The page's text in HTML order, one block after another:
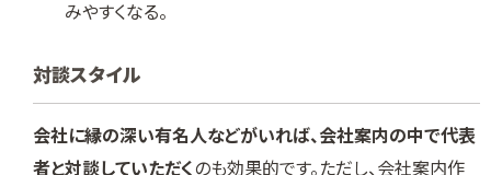
みやすくなる。
対談スタイル
会社に縁の深い有名人などがいれば、会社案内の中で代表
者と対談していただくのも効果的です。ただし、会社案内作